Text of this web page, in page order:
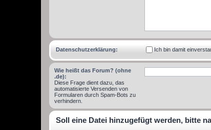
Datenschutzerklärung: Ich bin damit
Wie heißt das Forum? (ohne
.de):
Diese Frage dient dazu, das
automatisierte Versenden von
Formularen durch Spam-Bots zu
verhindern.
Soll eine Datei hinzugefügt werden, bitte